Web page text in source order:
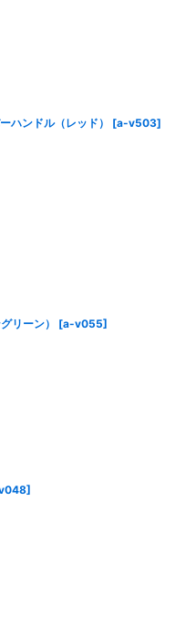
ハンドル（レッド） [a-v503]
リーン） [a-v055]
]